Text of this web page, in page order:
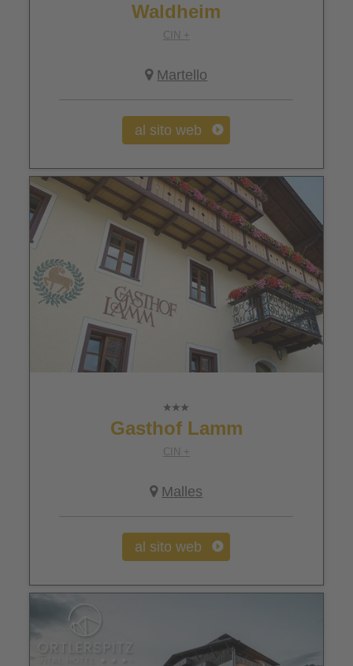
Waldheim
CIN +
Martello
al sito web
Gasthof Lamm
CIN +
Malles
al sito web